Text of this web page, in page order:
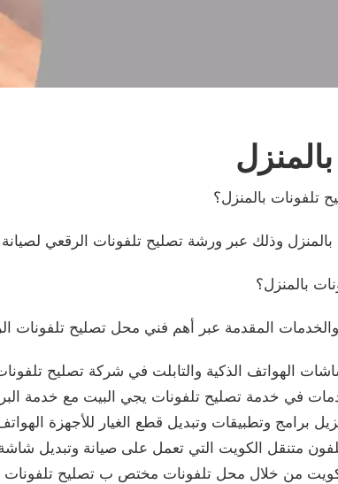
بالمنزل؟
وذلك عبر ورشة تصليح تلفونات الرقعي
بالمنزل؟
المقدمة عبر أهم فني محل تصليح تلفونات
الهواتف الذكية والتابلت في شركة تصليح
في خدمة تصليح تلفونات يجي البيت مع خدمة
برامج وتطبيقات وتبديل قطع الغيار للأجهزة
متنقل الكويت التي تعمل على صيانة وتبديل
من خلال محل تلفونات مختص ب تصليح تلفونات